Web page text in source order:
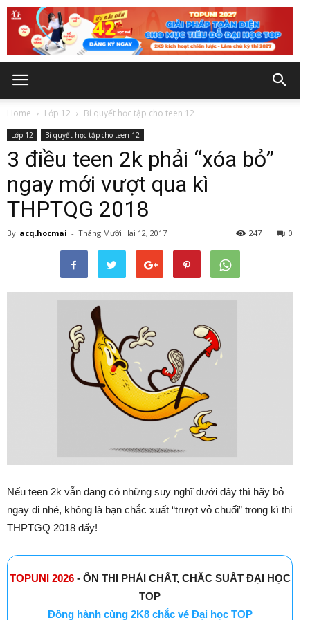
Home Lớp 12 Bí quyết học tập cho teen 12
Lớp 12 Bí quyết học tập cho teen 12
3 điều teen 2k phải “xóa bỏ”
ngay mới vượt qua kì
THPTQG 2018
By acq.hocmai - Tháng Mười Hai 12, 2017 0
247
Nếu teen 2k vẫn đang có những suy nghĩ dưới đây thì hãy bỏ
ngay đi nhé, không là bạn chắc xuất “trượt vỏ chuối” trong kì thi
THPTGQ 2018 đấy!
TOPUNI 2026- ÔN THI PHẢI CHẤT, CHẮC SUẤT ĐẠI HỌC
TOP
Đồng hành cùng 2K8 chắc vé Đại học TOP